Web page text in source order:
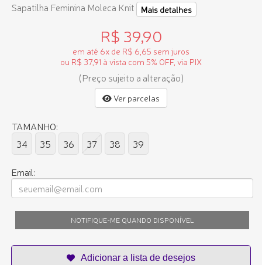
Sapatilha Feminina Moleca Knit Mais detalhes
R$ 39,90
em até 6x de R$ 6,65 sem juros
ou R$ 37,91 à vista com 5% OFF, via PIX
(Preço sujeito a alteração)
Ver parcelas
TAMANHO:
34
35 36 37 38 39
Email:
NOTIFIQUE-ME QUANDO DISPONÍVEL